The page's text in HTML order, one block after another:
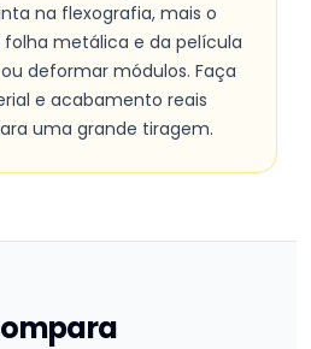
na flexografia, mais o
folha metálica e da película
deformar módulos. Faça
e acabamento reais
uma grande tiragem.